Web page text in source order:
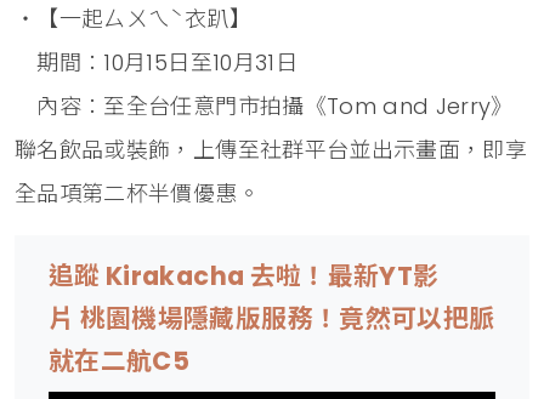
・【一起ㄙㄨㄟˋ衣趴】
期間：10月15日至10月31日
內容：至全台任意門市拍攝《Tom and Jerry》
聯名飲品或裝飾，上傳至社群平台並出示畫面，即享
全品項第二杯半價優惠。
追蹤 Kirakacha 去啦！最新YT影
片 桃園機場隱藏版服務！竟然可以把脈
就在二航C5